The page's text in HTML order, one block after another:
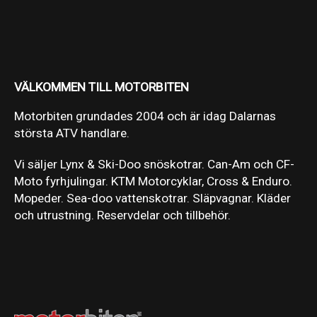
VÄLKOMMEN TILL MOTORBITEN
Motorbiten grundades 2004 och är idag Dalarnas
största ATV handlare.
Vi säljer Lynx & Ski-Doo snöskotrar. Can-Am och CF-
Moto fyrhjulingar. KTM Motorcyklar, Cross & Enduro.
Mopeder. Sea-doo vattenskotrar. Släpvagnar. Kläder
och utrustning. Reservdelar och tillbehör.